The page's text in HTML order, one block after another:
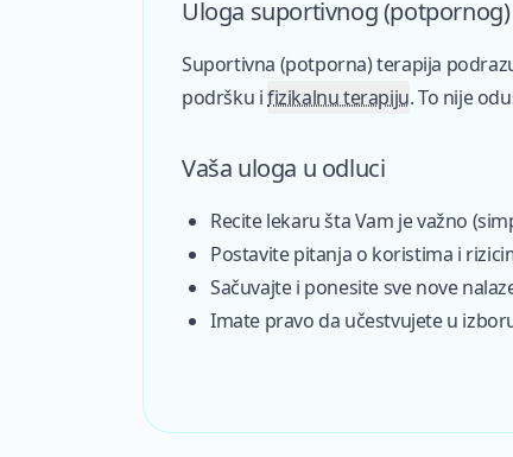
Uloga suportivnog
Suportivna (potporna) terapija
podršku ifizikalnu terapiju. To nije
Vaša uloga u odluci
Recite lekaru šta Vam je važno
Postavite pitanja o koristima i
Sačuvajte i ponesite sve nove
Imate pravo da učestvujete u